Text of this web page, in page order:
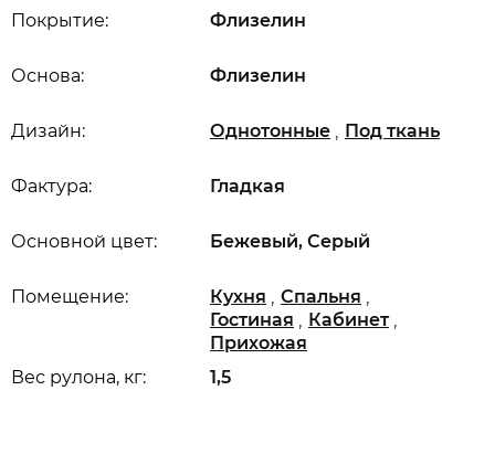
Вес рулона, кг: 1,5
Основной цвет: Бежевый, Серый
Дизайн: Однотонные , Под ткань
Основа: Флизелин
Покрытие: Флизелин
Помещение: Кухня , Спальня ,
Гостиная , Кабинет ,
Прихожая
Фактура: Гладкая